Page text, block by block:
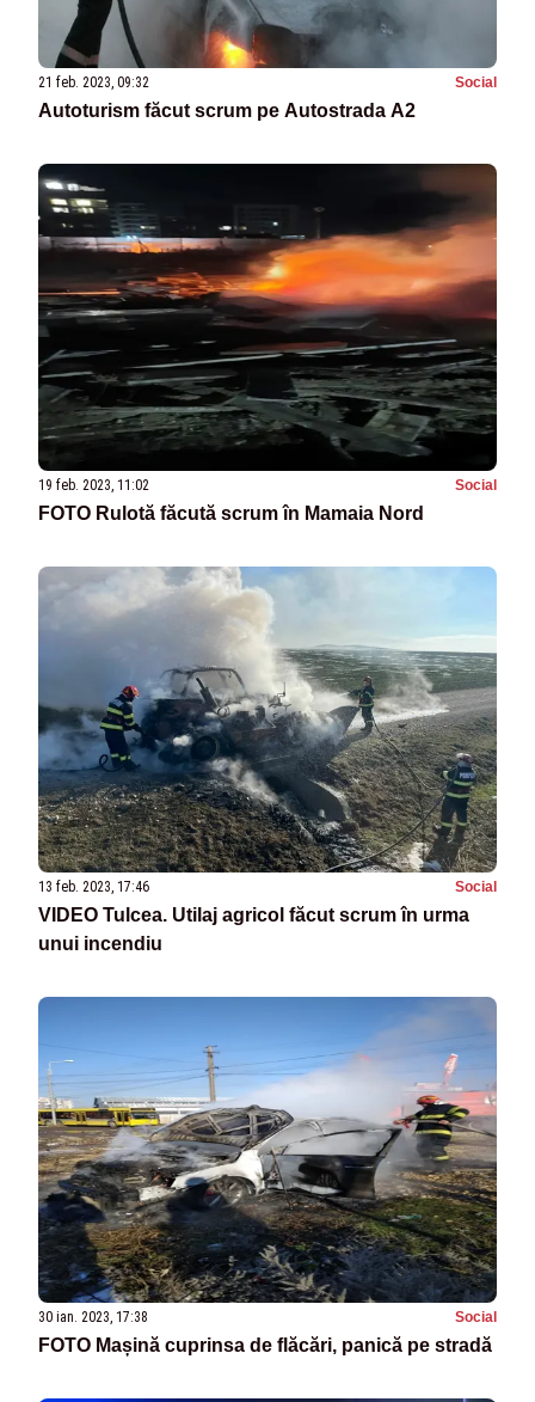
21 feb. 2023, 09:32 Social
Autoturism făcut scrum pe Autostrada A2
19 feb. 2023, 11:02 Social
FOTO Rulotă făcută scrum în Mamaia Nord
13 feb. 2023, 17:46 Social
VIDEO Tulcea. Utilaj agricol făcut scrum în urma
unui incendiu
30 ian. 2023, 17:38 Social
FOTO Mașină cuprinsa de flăcări, panică pe stradă